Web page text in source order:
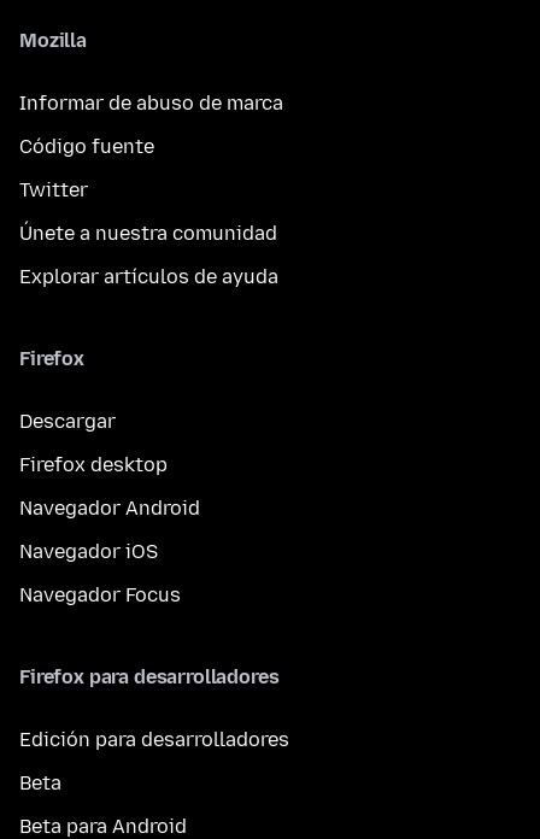
Mozilla
Informar de abuso de marca
Código fuente
Twitter
Únete a nuestra comunidad
Explorar artículos de ayuda
Firefox
Descargar
Firefox desktop
Navegador Android
Navegador iOS
Navegador Focus
Firefox para desarrolladores
Edición para desarrolladores
Beta
Beta para Android